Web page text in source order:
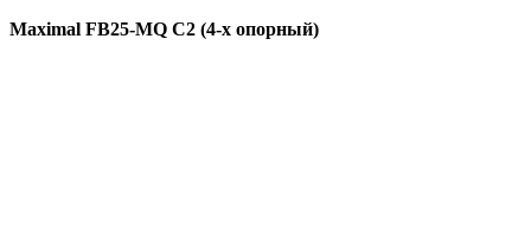
Maximal FB25-MQ C2 (4-х опорный)